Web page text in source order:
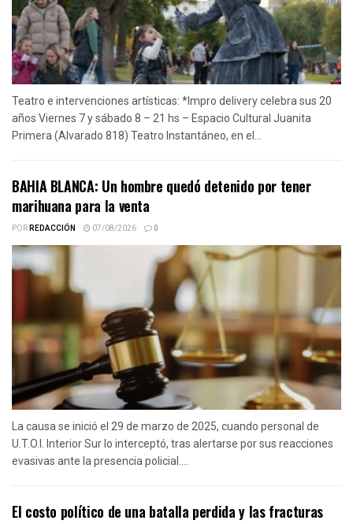
Teatro e intervenciones artísticas: *Impro delivery celebra sus 20
años Viernes 7 y sábado 8 – 21 hs – Espacio Cultural Juanita
Primera (Alvarado 818) Teatro Instantáneo, en el...
BAHIA BLANCA: Un hombre quedó detenido por tener
marihuana para la venta
PORREDACCIÓN 07/08/2026 0
La causa se inició el 29 de marzo de 2025, cuando personal de
U.T.O.I. Interior Sur lo interceptó, tras alertarse por sus reacciones
evasivas ante la presencia policial....
El costo político de una batalla perdida y las fracturas